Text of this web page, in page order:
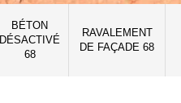
BÉTON
DÉSACTIVÉ
68
RAVALEMENT
DE FAÇADE 68